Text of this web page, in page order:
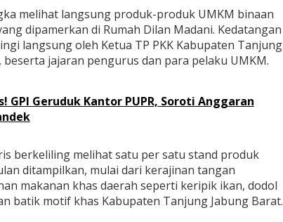
melihat langsung produk-produk UMKM binaan
dipamerkan di Rumah Dilan Madani. Kedatangan
langsung oleh Ketua TP PKK Kabupaten Tanjung
beserta jajaran pengurus dan para pelaku UMKM.
GPI Geruduk Kantor PUPR, Soroti Anggaran
berkeliling melihat satu per satu stand produk
ditampilkan, mulai dari kerajinan tangan
makanan khas daerah seperti keripik ikan, dodol
batik motif khas Kabupaten Tanjung Jabung Barat.